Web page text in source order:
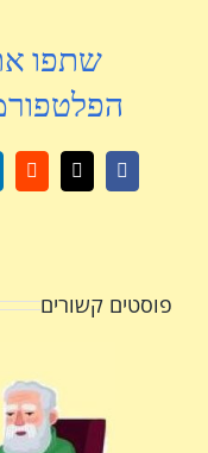
שתפו
Facebook
X
פוסטים קשורים